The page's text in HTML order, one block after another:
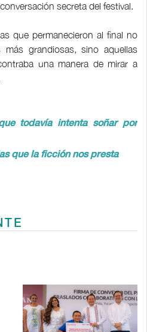
secreta del festival.
que permanecieron al final no
más grandiosas, sino aquellas
una manera de mirar a
todavía intenta soñar por
que la ficción nos presta